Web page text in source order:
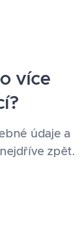
více
údaje a
zpět.